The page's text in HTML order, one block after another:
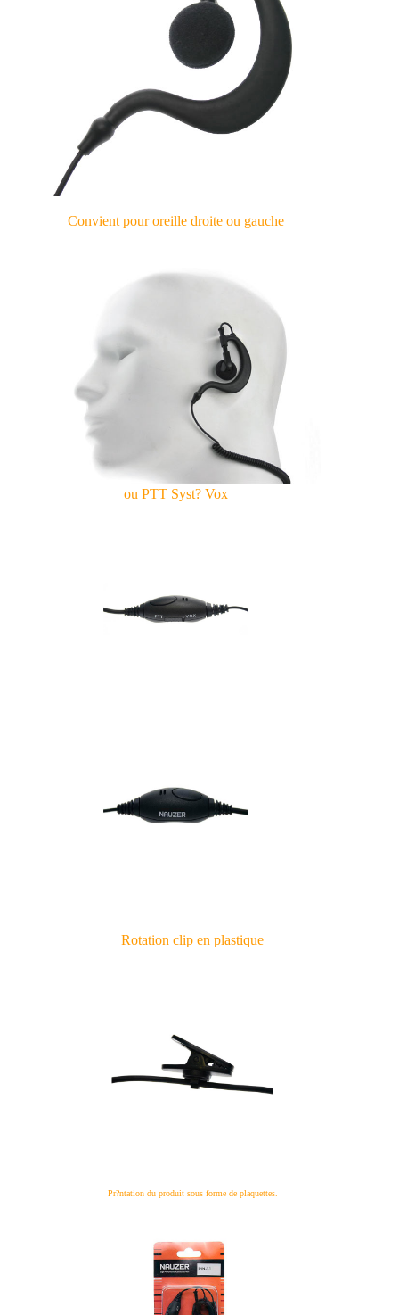
Convient pour oreille droite ou gauche
ou PTT Syst? Vox
Rotation clip en plastique
Pr?ntation du produit sous forme de plaquettes.